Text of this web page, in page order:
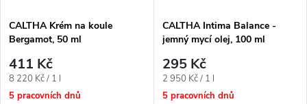
p
r
s
p
r
CALTHA Krém na koule
Bergamot, 50 ml
411 Kč
Měrná
cena:
8 220 Kč / 1 l
5 pracovních dnů
CALTHA Intima Balance -
jemný mycí olej, 100 ml
295 Kč
Měrná
cena:
2 950 Kč / 1 l
5 pracovních dnů